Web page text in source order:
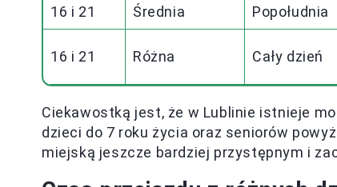
16 i 21 Średnia Popołudnia
16 i 21 Różna Cały dzień
Ciekawostką jest, że w Lublinie istnieje
dzieci do 7 roku życia oraz seniorów
miejską jeszcze bardziej przystępnym i